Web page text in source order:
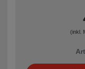
(inkl.